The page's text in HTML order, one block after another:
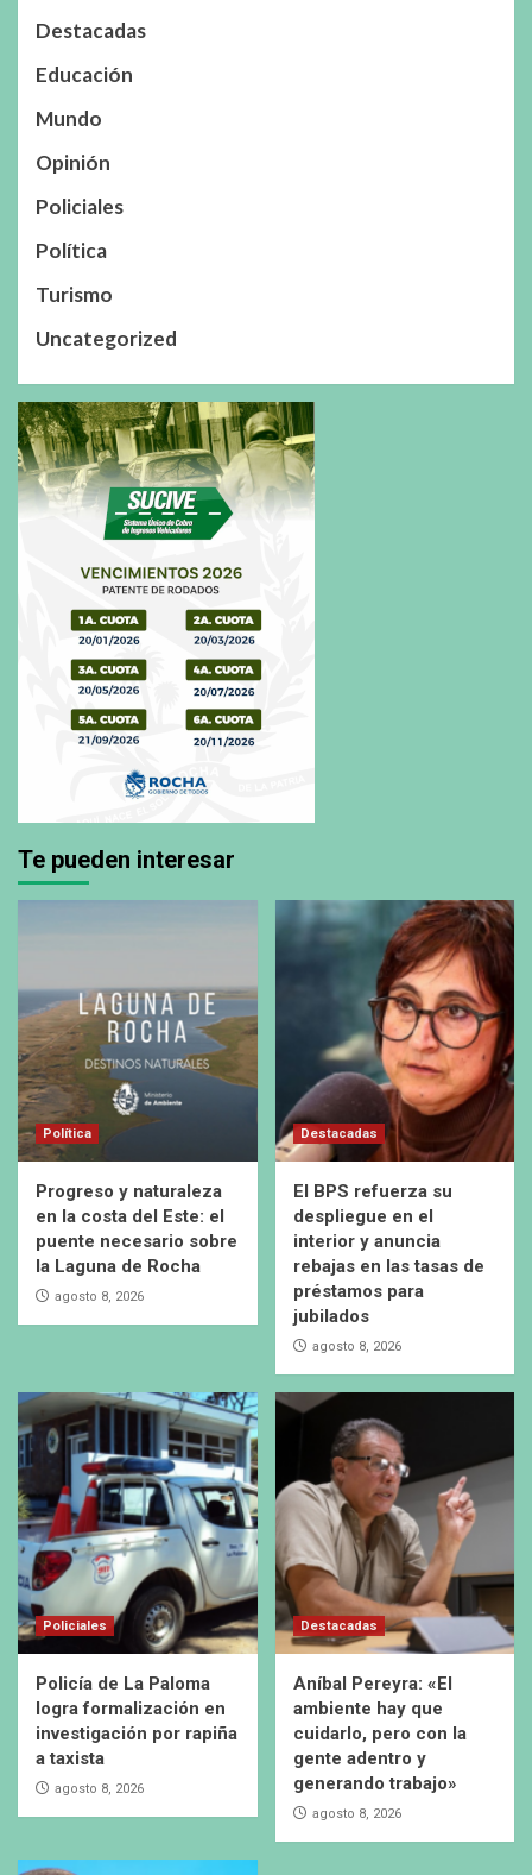
Destacadas
Educación
Mundo
Opinión
Policiales
Política
Turismo
Uncategorized
Te pueden interesar
Política
Progreso y naturaleza
en la costa del Este: el
puente necesario sobre
la Laguna de Rocha
agosto 8, 2026
Destacadas
El BPS refuerza su
despliegue en el
interior y anuncia
rebajas en las tasas de
préstamos para
jubilados
agosto 8, 2026
Policiales
Policía de La Paloma
logra formalización en
investigación por rapiña
a taxista
agosto 8, 2026
Destacadas
Aníbal Pereyra: «El
ambiente hay que
cuidarlo, pero con la
gente adentro y
generando trabajo»
agosto 8, 2026